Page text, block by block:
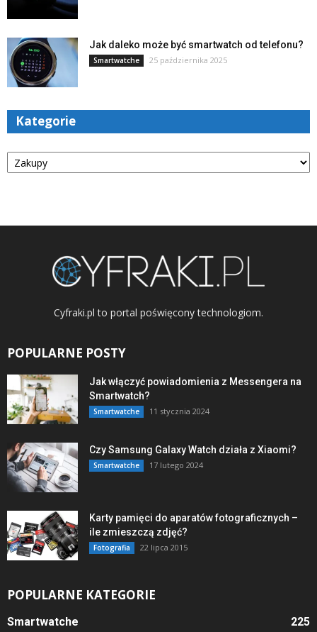
Jak daleko może być smartwatch od telefonu?
Smartwatche 25 października 2025
Kategorie
Kategorie
Cyfraki.pl to portal poświęcony technologiom.
POPULARNE POSTY
Jak włączyć powiadomienia z Messengera na
Smartwatch?
Smartwatche 11 stycznia 2024
Czy Samsung Galaxy Watch działa z Xiaomi?
Smartwatche 17 lutego 2024
Karty pamięci do aparatów fotograficznych –
ile zmieszczą zdjęć?
Fotografia 22 lipca 2015
POPULARNE KATEGORIE
Smartwatche 225